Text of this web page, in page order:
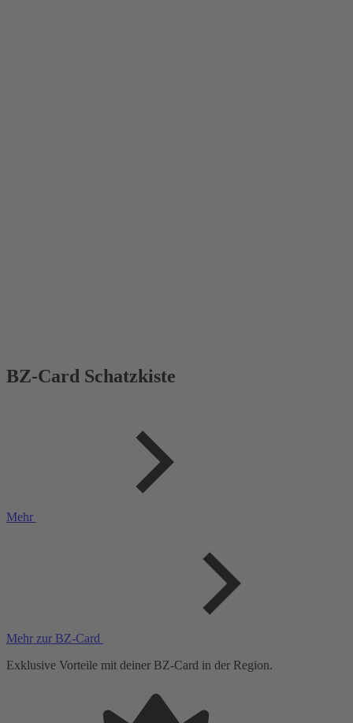
BZ-Card Schatzkiste
Mehr
Mehr zur BZ-Card
Exklusive Vorteile mit deiner BZ-Card in der Region.